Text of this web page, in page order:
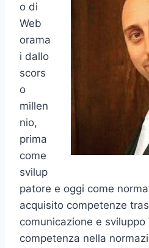
o di
Web
orama
i dallo
scors
o
millen
nio,
prima
come
svilup
patore e oggi come
acquisito competenze
comunicazione e sviluppo
competenza nella